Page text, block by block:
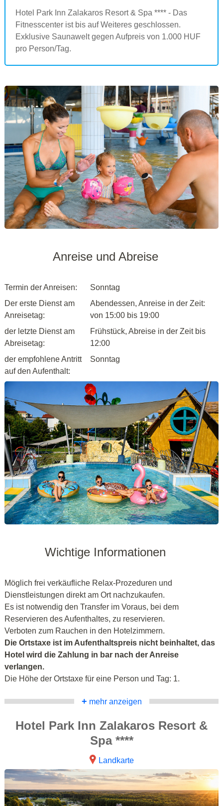
Hotel Park Inn Zalakaros Resort & Spa **** - Das
Fitnesscenter ist bis auf Weiteres geschlossen.
Exklusive Saunawelt gegen Aufpreis von 1.000 HUF
pro Person/Tag.
Anreise und Abreise
Termin der Anreisen:
Sonntag
Der erste Dienst am
Anreisetag:
Abendessen, Anreise in der Zeit:
von 15:00 bis 19:00
der letzte Dienst am
Abreisetag:
Frühstück, Abreise in der Zeit bis
12:00
der empfohlene Antritt
auf den Aufenthalt:
Sonntag
Wichtige Informationen
Möglich frei verkäufliche Relax-Prozeduren und
Dienstleistungen direkt am Ort nachzukaufen.
Es ist notwendig den Transfer im Voraus, bei dem
Reservieren des Aufenthaltes, zu reservieren.
Verboten zum Rauchen in den Hotelzimmern.
Die Ortstaxe ist im Aufenthaltspreis nicht beinhaltet, das
Hotel wird die Zahlung in bar nach der Anreise
verlangen.
Die Höhe der Ortstaxe für eine Person und Tag: 1.
+ mehr anzeigen
Hotel Park Inn Zalakaros Resort &
Spa ****
Landkarte